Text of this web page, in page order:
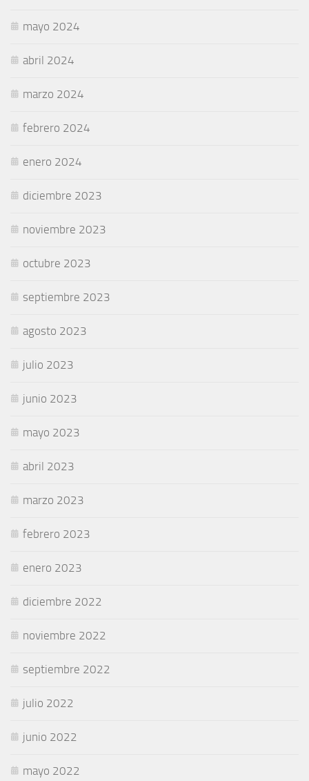
mayo 2024
abril 2024
marzo 2024
febrero 2024
enero 2024
diciembre 2023
noviembre 2023
octubre 2023
septiembre 2023
agosto 2023
julio 2023
junio 2023
mayo 2023
abril 2023
marzo 2023
febrero 2023
enero 2023
diciembre 2022
noviembre 2022
septiembre 2022
julio 2022
junio 2022
mayo 2022